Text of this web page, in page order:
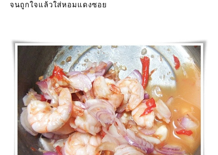
จนถูกใจแล้วใส่หอมแดงซอ